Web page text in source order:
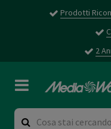
Prodotti
2